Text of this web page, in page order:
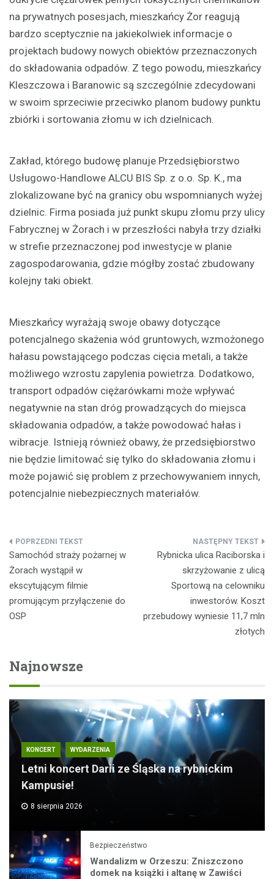
na prywatnych posesjach, mieszkańcy Żor reagują
bardzo sceptycznie na jakiekolwiek informacje o
projektach budowy nowych obiektów przeznaczonych
do składowania odpadów. Z tego powodu, mieszkańcy
Kleszczowa i Baranowic są szczególnie zdecydowani
w swoim sprzeciwie przeciwko planom budowy punktu
zbiórki i sortowania złomu w ich dzielnicach.
Zakład, którego budowę planuje Przedsiębiorstwo
Usługowo-Handlowe ALCU BIS Sp. z o.o. Sp. K., ma
zlokalizowane być na granicy obu wspomnianych wyżej
dzielnic. Firma posiada już punkt skupu złomu przy ulicy
Fabrycznej w Żorach i w przeszłości nabyła trzy działki
w strefie przeznaczonej pod inwestycje w planie
zagospodarowania, gdzie mógłby zostać zbudowany
kolejny taki obiekt.
Mieszkańcy wyrażają swoje obawy dotyczące
potencjalnego skażenia wód gruntowych, wzmożonego
hałasu powstającego podczas cięcia metali, a także
możliwego wzrostu zapylenia powietrza. Dodatkowo,
transport odpadów ciężarówkami może wpływać
negatywnie na stan dróg prowadzących do miejsca
składowania odpadów, a także powodować hałas i
wibracje. Istnieją również obawy, że przedsiębiorstwo
nie będzie limitować się tylko do składowania złomu i
może pojawić się problem z przechowywaniem innych,
potencjalnie niebezpiecznych materiałów.
Nawigacja
wpisu
Samochód straży pożarnej w
Żorach wystąpił w
ekscytującym filmie
promującym przyłączenie do
OSP
Rybnicka ulica Raciborska i
skrzyżowanie z ulicą
Sportową na celowniku
inwestorów. Koszt
przebudowy wyniesie 11,7 mln
złotych
Najnowsze
KONCERT WYDARZENIA
Letni koncert Darii ze Śląska na rybnickim
Kampusie!
8 sierpnia 2026
Bezpieczeństwo
Wandalizm w Orzeszu: Zniszczono
domek na książki i altanę w Zawiści